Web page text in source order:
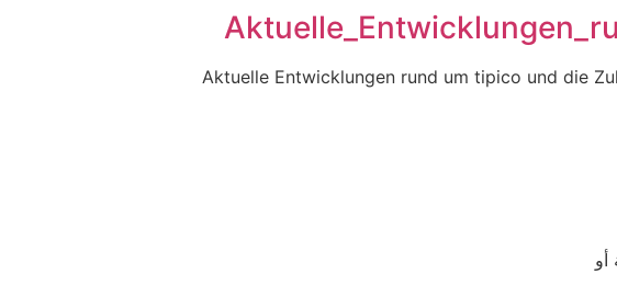
Aktuelle Entwicklungen rund um tipico und die